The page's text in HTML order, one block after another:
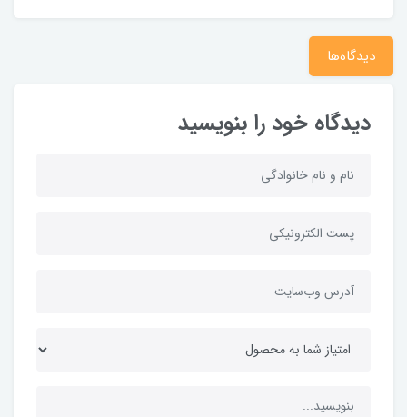
دیدگاه‌ها
دیدگاه خود را بنویسید